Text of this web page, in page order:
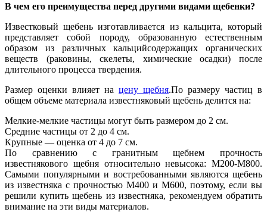
В чем его преимущества перед другими видами щебенки?
Известковый щебень изготавливается из кальцита, который
представляет собой породу, образованную естественным
образом из различных кальцийсодержащих органических
веществ (раковины, скелеты, химические осадки) после
длительного процесса твердения.
Размер оценки влияет на цену щебня.По размеру частиц в
общем объеме материала известняковый щебень делится на:
Мелкие-мелкие частицы могут быть размером до 2 см.
Средние частицы от 2 до 4 см.
Крупные — оценка от 4 до 7 см.
По сравнению с гранитным щебнем прочность
известнякового щебня относительно невысока: М200-М800.
Самыми популярными и востребованными являются щебень
из известняка с прочностью М400 и М600, поэтому, если вы
решили купить щебень из известняка, рекомендуем обратить
внимание на эти виды материалов.